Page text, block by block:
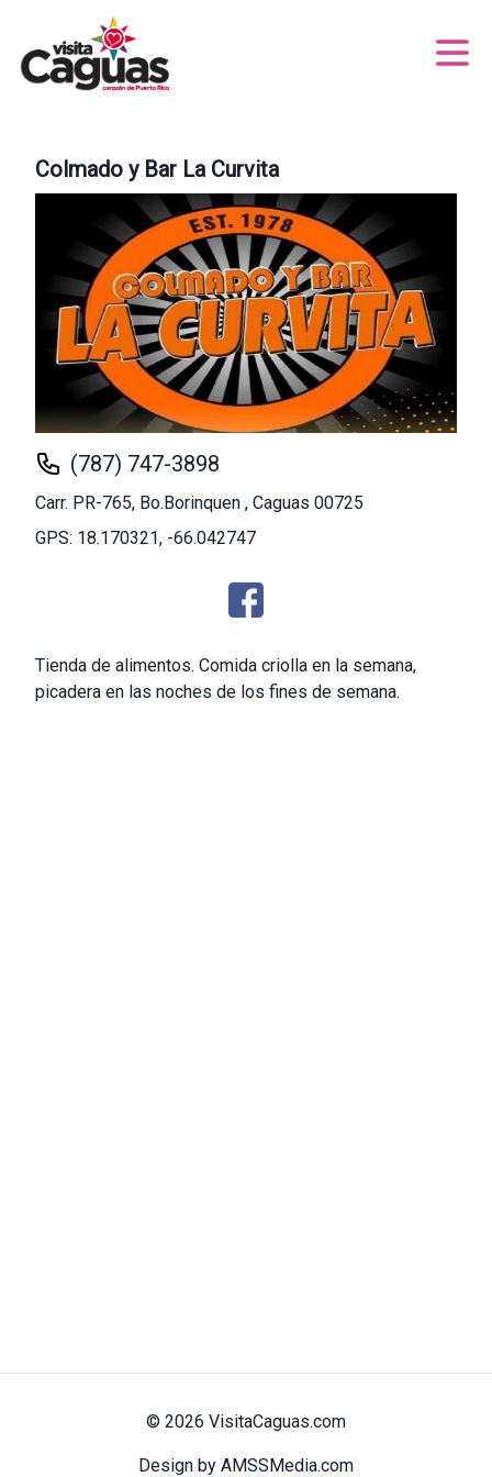
Colmado y Bar La Curvita
(787) 747-3898
Carr. PR-765, Bo.Borinquen , Caguas 00725
GPS: 18.170321, -66.042747
Tienda de alimentos. Comida criolla en la semana,
picadera en las noches de los fines de semana.
© 2026 VisitaCaguas.com
Design by AMSSMedia.com